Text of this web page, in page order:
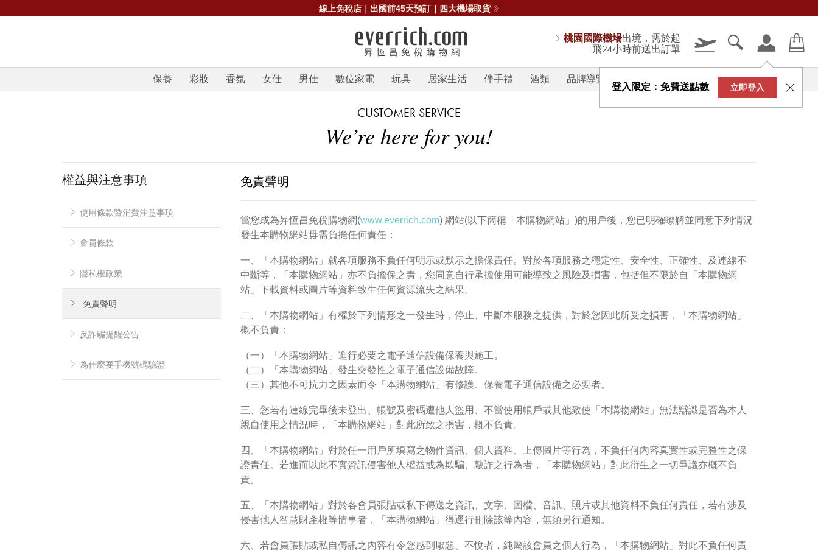
線上免稅店｜出國前45天預訂｜四大機場取貨
桃園國際機場出境，需於起
飛24小時前送出訂單
登入限定：免費送點數 立即登入
保養 彩妝 香氛 女仕 男仕 數位家電 玩具 居家生活 伴手禮 酒類 品牌導覽 V-STORY
請選擇您的搭機地點
桃園國際機場(TPE)
臺北松山機場(TSA)
臺中國際機場(RMQ)
高雄國際機場(KHH)
稍後決定
CUSTOMER SERVICE
We’re here for you!
權益與注意事項
使用條款暨消費注意事項
會員條款
隱私權政策
免責聲明
反詐騙提醒公告
為什麼要手機號碼驗證
免責聲明
當您成為昇恆昌免稅購物網(www.everrich.com) 網站(以下簡稱「本購物網站」)的用戶後，您已明確瞭解並同意下列情況
發生本購物網站毋需負擔任何責任：
一、「本購物網站」就各項服務不負任何明示或默示之擔保責任。對於各項服務之穩定性、安全性、正確性、及連線不
中斷等，「本購物網站」亦不負擔保之責，您同意自行承擔使用可能導致之風險及損害，包括但不限於自「本購物網
站」下載資料或圖片等資料致生任何資源流失之結果。
二、「本購物網站」有權於下列情形之一發生時，停止、中斷本服務之提供，對於您因此所受之損害，「本購物網站」
概不負責：
（一）「本購物網站」進行必要之電子通信設備保養與施工。
（二）「本購物網站」發生突發性之電子通信設備故障。
（三）其他不可抗力之因素而令「本購物網站」有修護、保養電子通信設備之必要者。
三、您若有連線完畢後未登出、帳號及密碼遭他人盜用、不當使用帳戶或其他致使「本購物網站」無法辯識是否為本人
親自使用之情況時，「本購物網站」對此所致之損害，概不負責。
四、「本購物網站」對於任一用戶所填寫之物件資訊、個人資料、上傳圖片等行為，不負任何內容真實性或完整性之保
證責任。若進而以此不實資訊侵害他人權益或為欺騙、敲詐之行為者，「本購物網站」對此衍生之一切爭議亦概不負
責。
五、「本購物網站」對於各會員張貼或私下傳送之資訊、文字、圖檔、音訊、照片或其他資料不負任何責任，若有涉及
侵害他人智慧財產權等情事者，「本購物網站」得逕行刪除該等內容，無須另行通知。
六、若會員張貼或私自傳訊之內容有令您感到厭惡、不悅者，純屬該會員之個人行為，「本購物網站」對此不負任何責